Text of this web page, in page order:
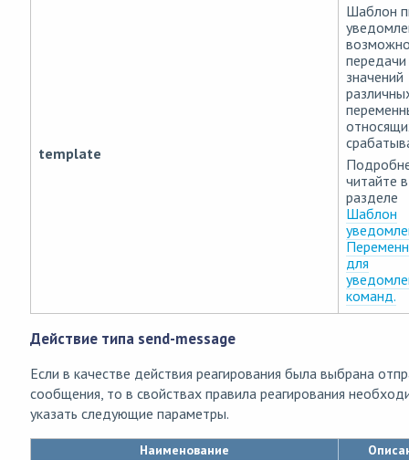
template
Шаблон
передачи
значений
читайте в
разделе
Шаблон
для
команд.
Действие типа send-message
Если в качестве действия реагирования была выбрана
сообщения, то в свойствах правила реагирования
указать следующие параметры.
Наименование